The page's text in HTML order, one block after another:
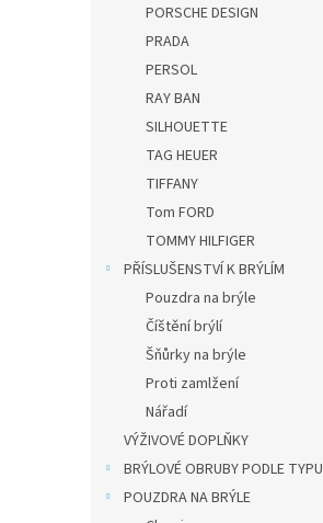
PORSCHE DESIGN
PRADA
PERSOL
RAY BAN
SILHOUETTE
TAG HEUER
TIFFANY
Tom FORD
TOMMY HILFIGER
PŘÍSLUŠENSTVÍ K BRÝLÍM
Pouzdra na brýle
Číštění brýlí
Šňůrky na brýle
Proti zamlžení
Nářadí
VÝŽIVOVÉ DOPLŇKY
BRÝLOVÉ OBRUBY PODLE TYPU
POUZDRA NA BRÝLE